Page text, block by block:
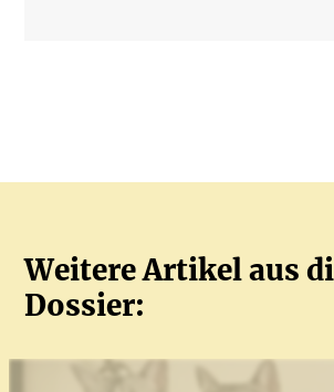
Weitere Artikel aus
Dossier: